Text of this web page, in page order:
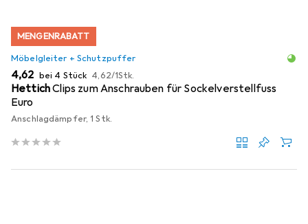
MENGENRABATT
Möbelgleiter + Schutzpuffer
EUR
4,62 bei 4 Stück EUR
4,62/1Stk.
HettichClips zum Anschrauben für Sockelverstellfuss
Euro
Anschlagdämpfer, 1 Stk.